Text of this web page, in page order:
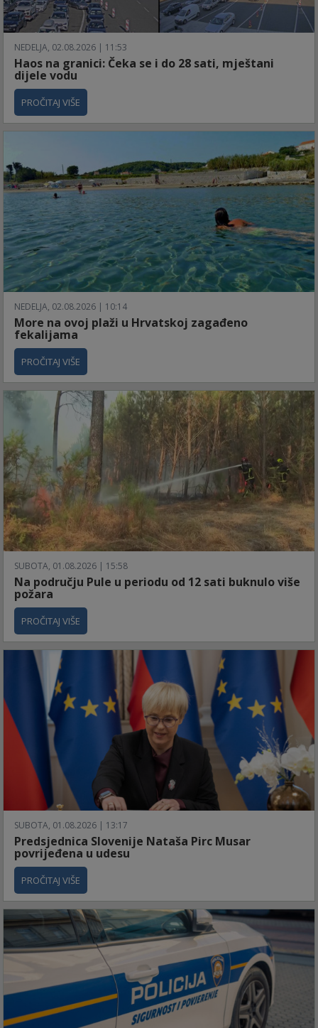
NEDELJA, 02.08.2026 | 11:53
Haos na granici: Čeka se i do 28 sati, mještani
dijele vodu
PROČITAJ VIŠE
NEDELJA, 02.08.2026 | 10:14
More na ovoj plaži u Hrvatskoj zagađeno
fekalijama
PROČITAJ VIŠE
SUBOTA, 01.08.2026 | 15:58
Na području Pule u periodu od 12 sati buknulo više
požara
PROČITAJ VIŠE
SUBOTA, 01.08.2026 | 13:17
Predsjednica Slovenije Nataša Pirc Musar
povrijeđena u udesu
PROČITAJ VIŠE